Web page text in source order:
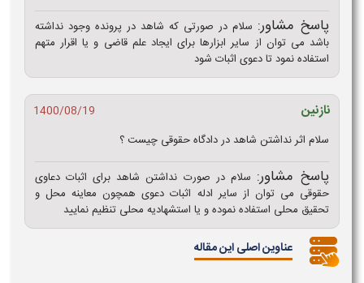
پاسخ مشاور: سلام در صورتی که شاهد در پرونده وجود نداشته
باشد می توان از سایر ابزارها برای ایجاد علم قاضی و یا اقرار متهم
استفاده نمود تا دعوی اثبات شود
نازنین
1400/08/19
سلام اثر نداشتن شاهد در دادگاه حقوقی چیست ؟
پاسخ مشاور: سلام در صورت نداشتن شاهد برای اثبات دعاوی
حقوقی می توان از سایر ادله اثبات دعوی همچون معاینه محل و
تحقیق محلی استفاده نموده و یا استشهادیه محلی تنظیم نمایید
عناوین اصلی این مقاله